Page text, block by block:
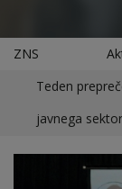
ZNS
Teden
javnega